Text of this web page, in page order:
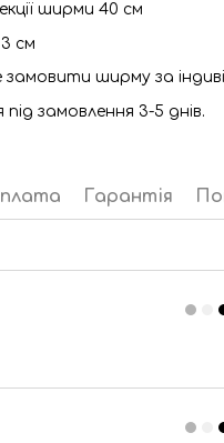
ширми 40 см
см
замовити ширму за
замовлення 3-5 днів.
Гарантія